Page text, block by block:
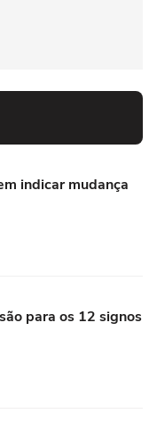
indicar mudança
para os 12 signos